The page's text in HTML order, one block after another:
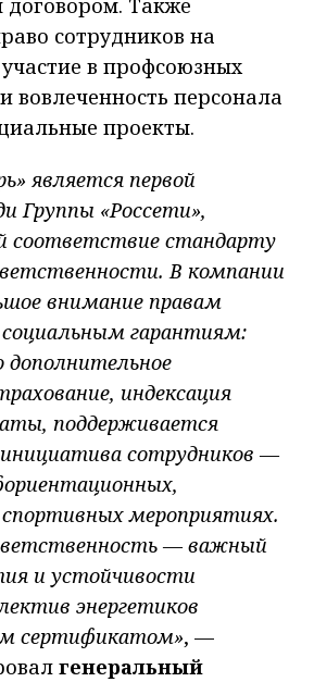
Также
сотрудников на
в профсоюзных
вовлеченность персонала
проекты.
является первой
Группы «Россети»,
соответствие стандарту
В компании
внимание правам
гарантиям:
дополнительное
индексация
поддерживается
сотрудников —
спортивных мероприятиях.
— важный
и устойчивости
энергетиков
сертификатом», —
генеральный